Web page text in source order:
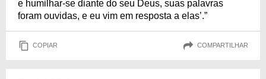
e humilhar-se diante do seu Deus, suas palavras
foram ouvi­das, e eu vim em resposta a elas’.”
COPIAR COMPARTILHAR